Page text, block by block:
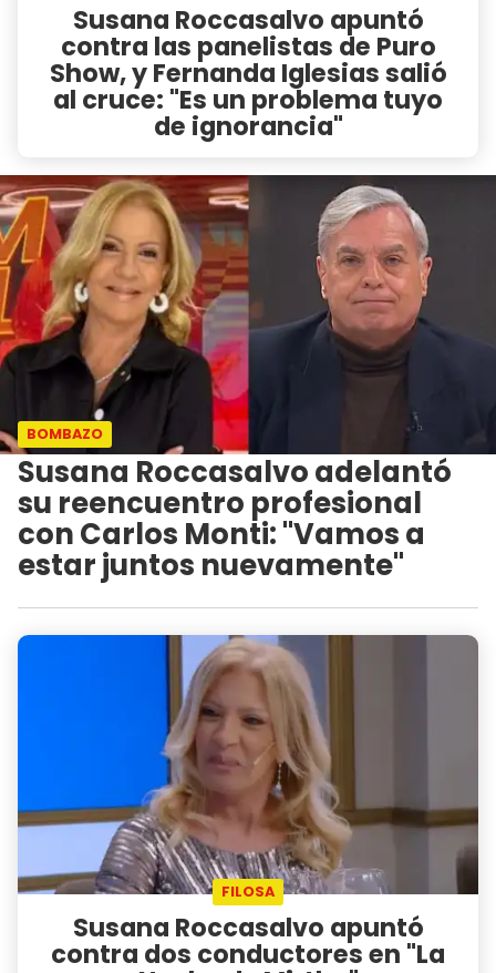
Susana Roccasalvo apuntó
contra las panelistas de Puro
Show, y Fernanda Iglesias salió
al cruce: "Es un problema tuyo
de ignorancia"
BOMBAZO
Susana Roccasalvo adelantó
su reencuentro profesional
con Carlos Monti: "Vamos a
estar juntos nuevamente"
FILOSA
Susana Roccasalvo apuntó
contra dos conductores en "La